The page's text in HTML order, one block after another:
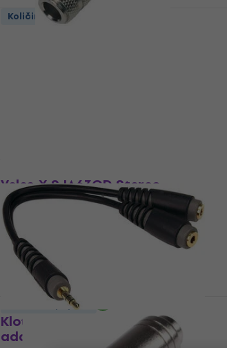
Količinski popust
Veles-X SJA63GD Stereo
6.35mm to 3.5mm 18K Gold
Jack-Jack adapter
Jack-Jack adapter
/5
6,89 €
Na skladištu
Klotz AYB-4 Y Jack-Jack
adapter
Količinski popust